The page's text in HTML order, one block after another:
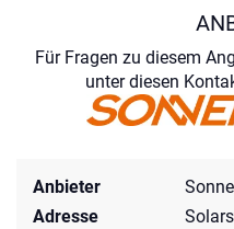
Für Fragen zu diesem
unter diesen
Anbieter
Adresse